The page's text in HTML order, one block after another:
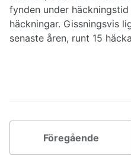
fynden under
häckningar. Gissningsvis
senaste åren, runt 15
Föregående